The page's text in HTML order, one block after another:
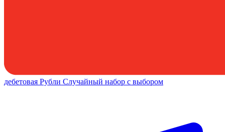
дебетовая Рубли Случайный набор с выбором